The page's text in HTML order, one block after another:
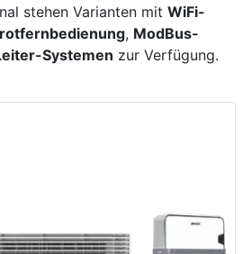
stehen Varianten mit WiFi-
, ModBus-
Systemen zur Verfügung.